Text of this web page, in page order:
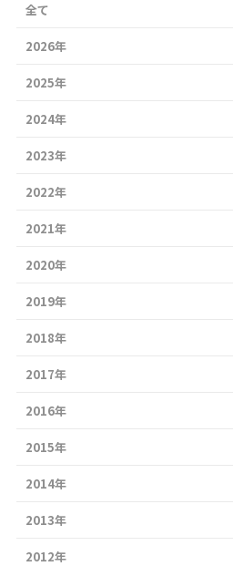
全て
2026年
2025年
2024年
2023年
2022年
2021年
2020年
2019年
2018年
2017年
2016年
2015年
2014年
2013年
2012年